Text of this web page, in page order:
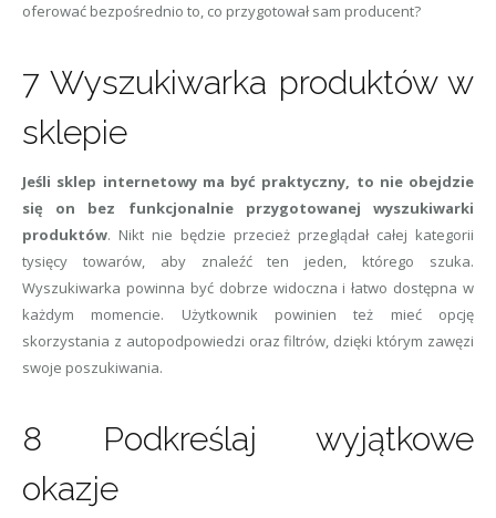
oferować bezpośrednio to, co przygotował sam producent?
7 Wyszukiwarka produktów w
sklepie
Jeśli sklep internetowy ma być praktyczny, to nie obejdzie
się on bez funkcjonalnie przygotowanej wyszukiwarki
produktów. Nikt nie będzie przecież przeglądał całej kategorii
tysięcy towarów, aby znaleźć ten jeden, którego szuka.
Wyszukiwarka powinna być dobrze widoczna i łatwo dostępna w
każdym momencie. Użytkownik powinien też mieć opcję
skorzystania z autopodpowiedzi oraz filtrów, dzięki którym zawęzi
swoje poszukiwania.
8 Podkreślaj wyjątkowe
okazje